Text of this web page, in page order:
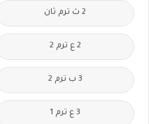
2 ث ترم ثان
2 ع ترم 2
3 ب ترم 2
3 ع ترم 1